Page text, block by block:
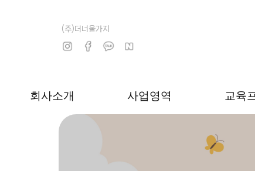
(주)더너울가지
회사소개 사업영역 교육